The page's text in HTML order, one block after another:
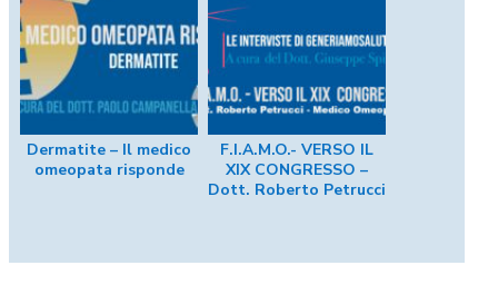
Dermatite – Il medico
omeopata risponde
F.I.A.M.O.- VERSO IL
XIX CONGRESSO –
Dott. Roberto Petrucci